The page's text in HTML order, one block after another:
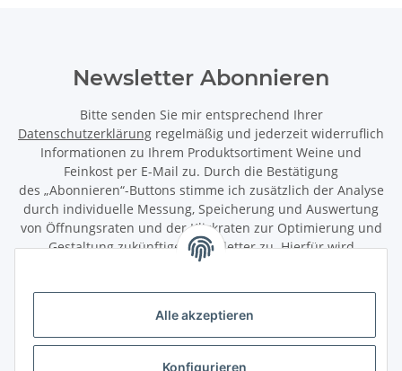
Alle akzeptieren
Konfigurieren
Newsletter Abonnieren
Bitte senden Sie mir entsprechend Ihrer
Datenschutzerklärung regelmäßig und jederzeit widerruflich
Informationen zu Ihrem Produktsortiment Weine und
Feinkost per E-Mail zu. Durch die Bestätigung
des „Abonnieren“-Buttons stimme ich zusätzlich der Analyse
durch individuelle Messung, Speicherung und Auswertung
von Öffnungsraten und der Klickraten zur Optimierung und
Gestaltung zukünftiger Newsletter zu. Hierfür wird
das Nutzungsverhalten in pseudonymisierter Form
Wirkung für die Zukunft über den Link in unserem Newsletter
abbestellen / widerrufen.